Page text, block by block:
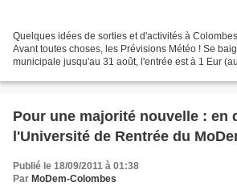
Quelques idées de sorties et d'activités à
Avant toutes choses, les Prévisions Météo ! Se
municipale jusqu'au 31 août, l'entrée est à 1 Eur
Pour une majorité nouvelle : en
l'Université de Rentrée du
Publié le 18/09/2011 à 01:38
Par MoDem-Colombes